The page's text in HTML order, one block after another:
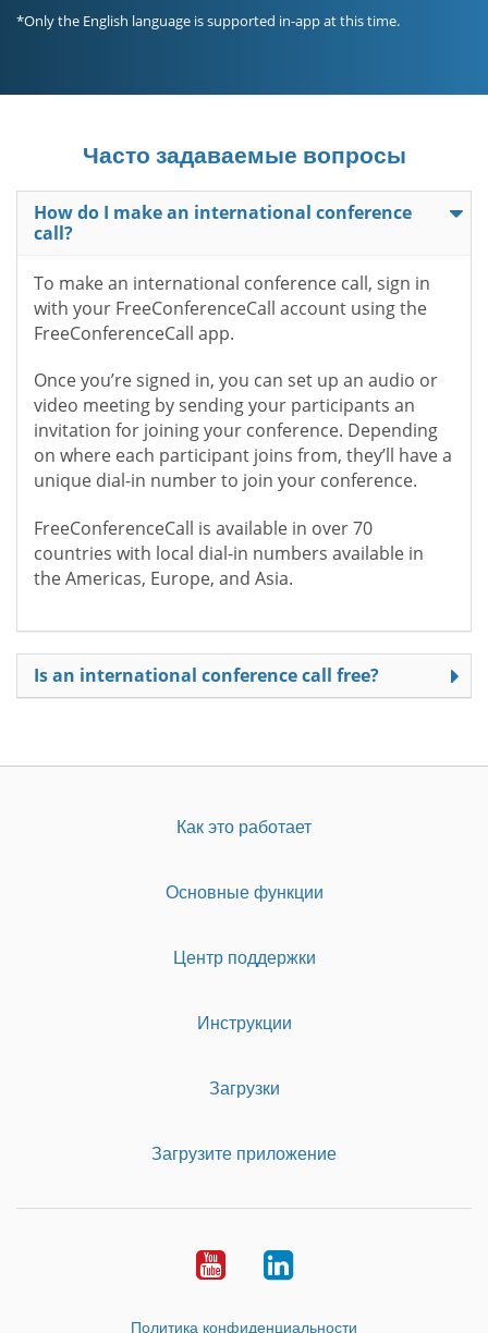
*Only the English language is supported in-app at this time.
Часто задаваемые вопросы
How do I make an international conference
call?
To make an international conference call, sign in
with your FreeConferenceCall account using the
FreeConferenceCall app.
Once you’re signed in, you can set up an audio or
video meeting by sending your participants an
invitation for joining your conference. Depending
on where each participant joins from, they’ll have a
unique dial-in number to join your conference.
FreeConferenceCall is available in over 70
countries with local dial-in numbers available in
the Americas, Europe, and Asia.
Is an international conference call free?
Как это работает
Основные функции
Центр поддержки
Инструкции
Загрузки
Загрузите приложение
YoutubeLinkedIn
Политика конфиденциальности